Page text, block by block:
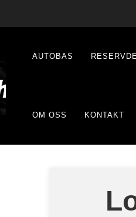
AUTOBAS
OM OSS KONTAKT